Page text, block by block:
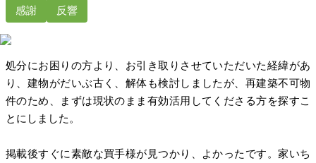
感謝 反響
処分にお困りの方より、お引き取りさせていただいた経緯があ
り、建物がだいぶ古く、解体も検討しましたが、再建築不可物
件のため、まずは現状のまま有効活用してくださる方を探すこ
とにしました。
掲載後すぐに素敵な買手様が見つかり、よかったです。家いち